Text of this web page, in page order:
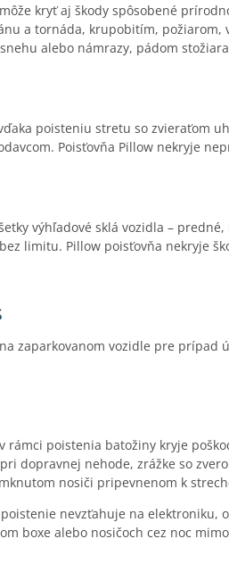
kryť aj škody spôsobené
a tornáda, krupobitím, požiarom,
alebo námrazy, pádom
poisteniu stretu so zvieraťom
Poisťovňa Pillow nekryje
výhľadové sklá vozidla –
limitu. Pillow poisťovňa nekryje
zaparkovanom vozidle pre prípad
rámci poistenia batožiny kryje
dopravnej nehode, zrážke so
nosiči pripevnenom k
nevzťahuje na elektroniku,
boxe alebo nosičoch cez noc